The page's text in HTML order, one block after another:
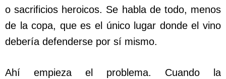
o sacrificios heroicos. Se habla de todo, menos
de la copa, que es el único lugar donde el vino
debería defenderse por sí mismo.
Ahí empieza el problema. Cuando la